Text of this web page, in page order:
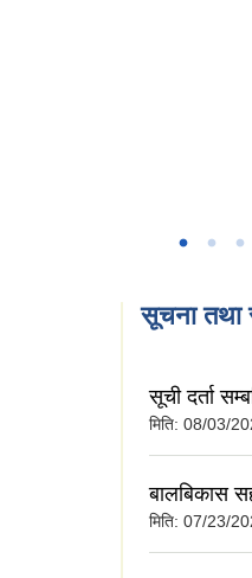
सूचना तथा
सूची दर्ता
मिति: 08/03/
बालबिकास
मिति: 07/23/